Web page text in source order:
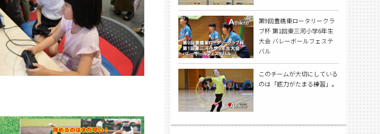
第9回豊橋東ロータリークラ
ブ杯 第1回東三河小学6年生
大会 バレーボールフェステ
バル
このチームが大切にしている
のは「底力がたまる練習」。